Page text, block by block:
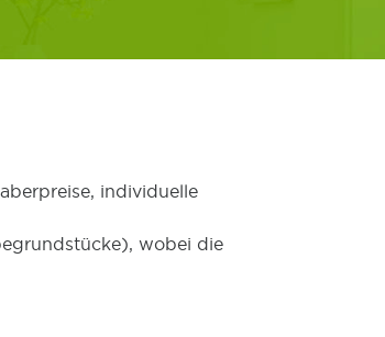
individuelle
wobei die